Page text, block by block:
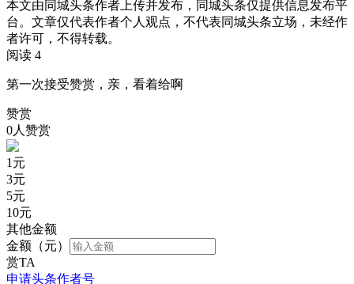
本文由同城头条作者上传并发布，同城头条仅提供信息发布平
台。文章仅代表作者个人观点，不代表同城头条立场，未经作
者许可，不得转载。
阅读 4
第一次接受赞赏，亲，看着给啊
赞赏
0人赞赏
1 元
3元
5元
10元
其他金额
金额（元）
赏TA
申请头条作者号